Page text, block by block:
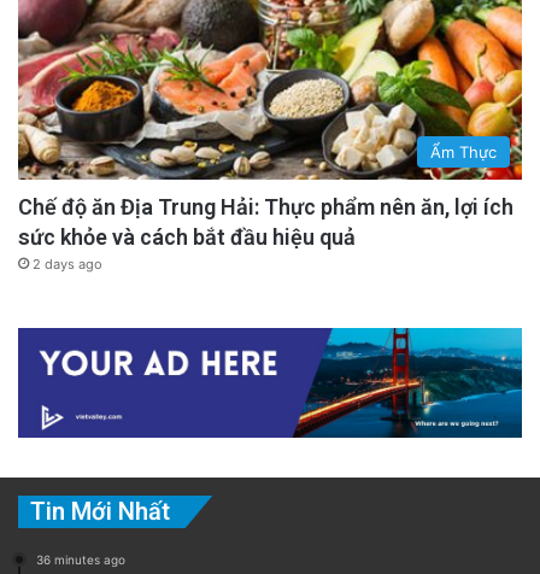
Ẩm Thực
Chế độ ăn Địa Trung Hải: Thực phẩm nên ăn, lợi ích
sức khỏe và cách bắt đầu hiệu quả
2 days ago
Tin Mới Nhất
36 minutes ago